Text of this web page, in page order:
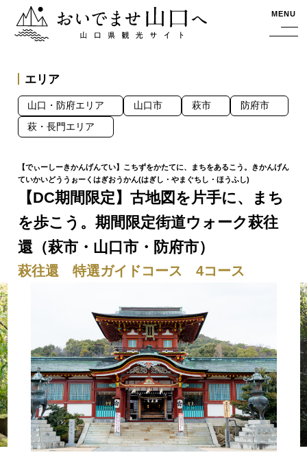
おいでませ山口へー山口県観光サイト MENU
【DC期間限定】古地図を片手に、まち
を歩こう。期間限定街道ウォーク萩往
還（萩市・山口市・防府市）
萩往還 特選ガイドコース 4コース
エリア
山口・防府エリア 山口市 萩市 防府市
萩・長門エリア